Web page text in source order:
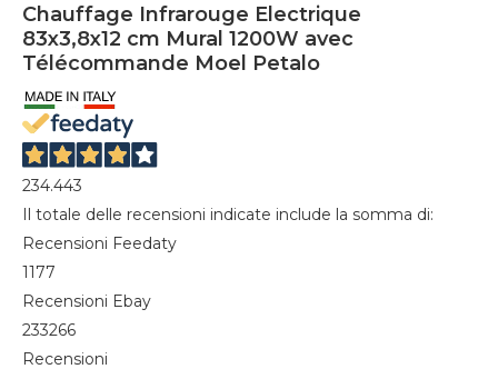
Chauffage Infrarouge Electrique
83x3,8x12 cm Mural 1200W avec
Télécommande Moel Petalo
234.443
Il totale delle recensioni indicate include la somma di:
Recensioni Feedaty
1177
Recensioni Ebay
233266
Recensioni